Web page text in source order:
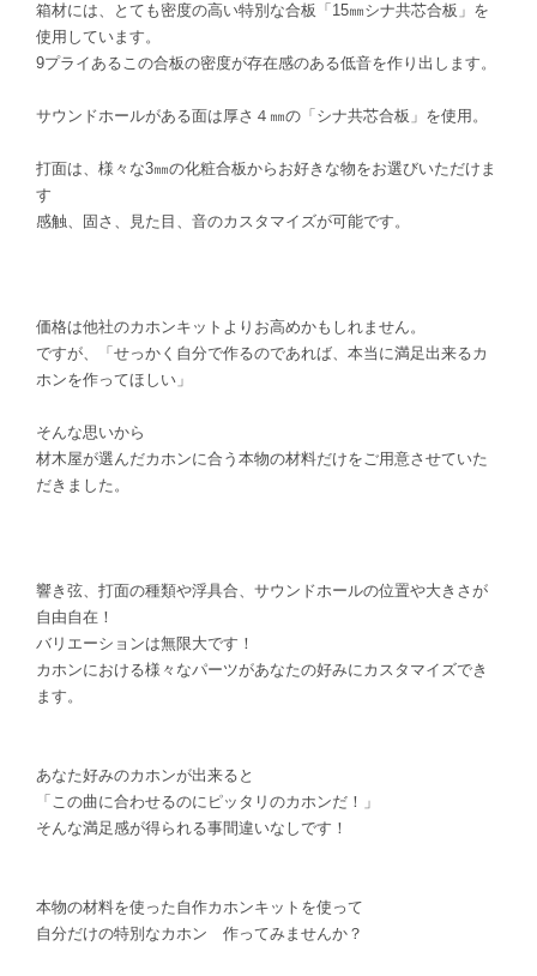
箱材には、とても密度の高い特別な合板「15㎜シナ共芯合板」を
使用しています。
9プライあるこの合板の密度が存在感のある低音を作り出します。
サウンドホールがある面は厚さ４㎜の「シナ共芯合板」を使用。
打面は、様々な3㎜の化粧合板からお好きな物をお選びいただけま
す
感触、固さ、見た目、音のカスタマイズが可能です。
価格は他社のカホンキットよりお高めかもしれません。
ですが、「せっかく自分で作るのであれば、本当に満足出来るカ
ホンを作ってほしい」
そんな思いから
材木屋が選んだカホンに合う本物の材料だけをご用意させていた
だきました。
響き弦、打面の種類や浮具合、サウンドホールの位置や大きさが
自由自在！
バリエーションは無限大です！
カホンにおける様々なパーツがあなたの好みにカスタマイズでき
ます。
あなた好みのカホンが出来ると
「この曲に合わせるのにピッタリのカホンだ！」
そんな満足感が得られる事間違いなしです！
本物の材料を使った自作カホンキットを使って
自分だけの特別なカホン 作ってみませんか？